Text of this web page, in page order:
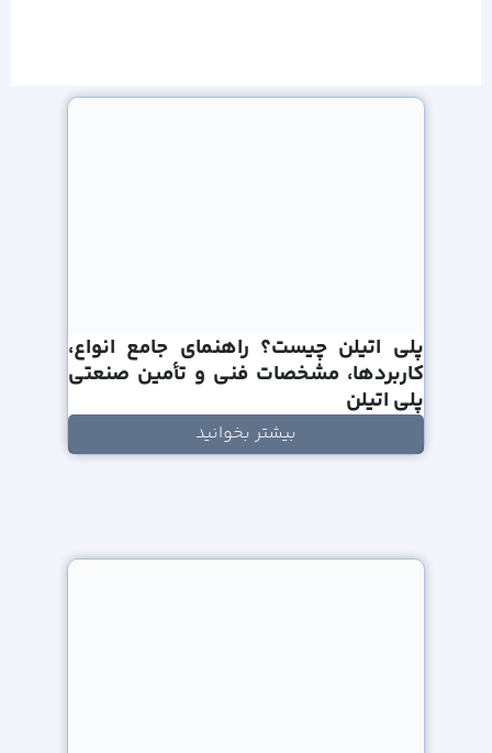
پلی اتیلن چیست؟ راهنمای جامع انواع،
کاربردها، مشخصات فنی و تأمین صنعتی
پلی اتیلن
بیشتر بخوانید